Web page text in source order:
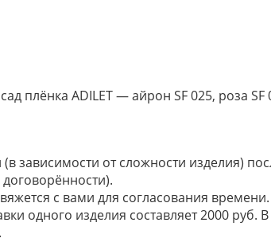
ADILET — айрон SF 025, роза SF
зависимости от сложности изделия)
с вами для согласования времени.
одного изделия составляет 2000